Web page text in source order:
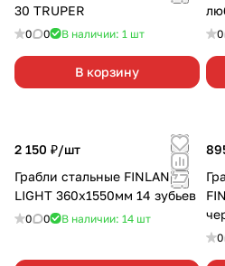
30 TRUPER
0 0 В наличии: 1 шт
В корзину
0
2 150 ₽/шт
Грабли стальные FINLAND
LIGHT 360х1550мм 14 зубьев
0 0 В наличии: 14 шт
0